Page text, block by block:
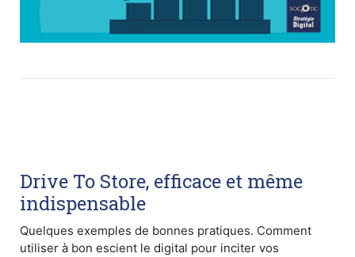
Drive To Store, efficace et même
indispensable
Quelques exemples de bonnes pratiques. Comment
utiliser à bon escient le digital pour inciter vos